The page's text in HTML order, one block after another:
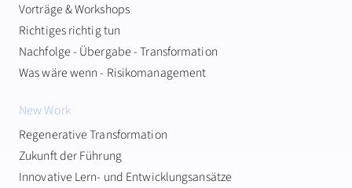
Vorträge & Workshops
Richtiges richtig tun
Nachfolge - Übergabe - Transformation
Was wäre wenn - Risikomanagement
New Work
Regenerative Transformation
Zukunft der Führung
Innovative Lern- und Entwicklungsansätze